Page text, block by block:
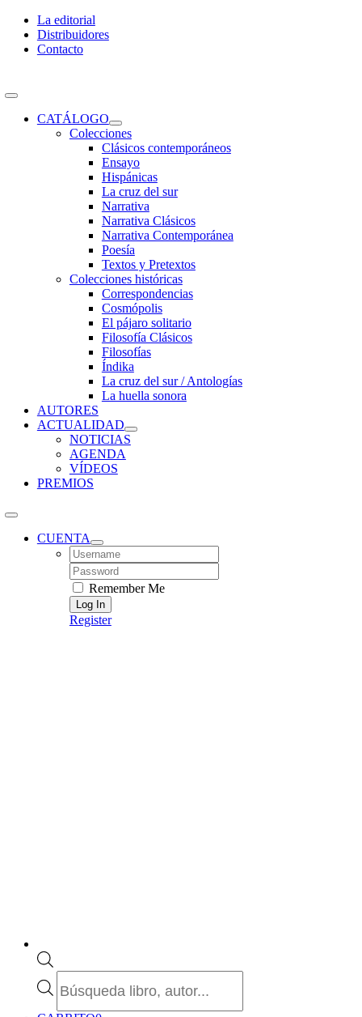
Skip
content
La editorial
Distribuidores
Contacto
Toggle
NavigationCATÁLOGO
Colecciones
Clásicos contemporáneos
Ensayo
Hispánicas
La cruz del sur
Narrativa
Narrativa Clásicos
Narrativa Contemporánea
Poesía
Textos y Pretextos
Colecciones históricas
Correspondencias
Cosmópolis
El pájaro solitario
Filosofía Clásicos
Filosofías
Índika
La cruz del sur / Antologías
La huella sonora
AUTORES
ACTUALIDAD
NOTICIAS
AGENDA
VÍDEOS
PREMIOS
CUENTA
Username:
Password:
Remember Me
Register
de